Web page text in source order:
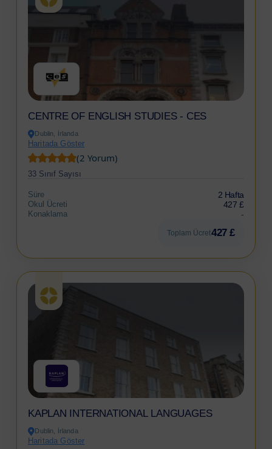
CENTRE OF ENGLISH STUDIES - CES
Dublin, İrlanda
Haritada Göster
(2 Yorum)
33 Sınıf Sayısı
Süre 2 Hafta
Okul Ücreti 427 £
Konaklama -
Toplam Ücret427 £
KAPLAN INTERNATIONAL LANGUAGES
Dublin, İrlanda
Haritada Göster